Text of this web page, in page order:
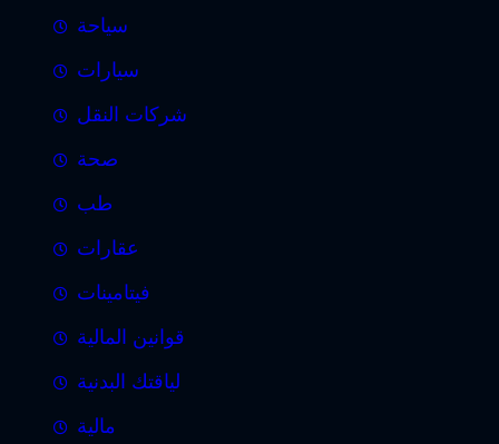
سياحة
سيارات
شركات النقل
صحة
طب
عقارات
فيتامينات
قوانين المالية
لياقتك البدنية
مالية